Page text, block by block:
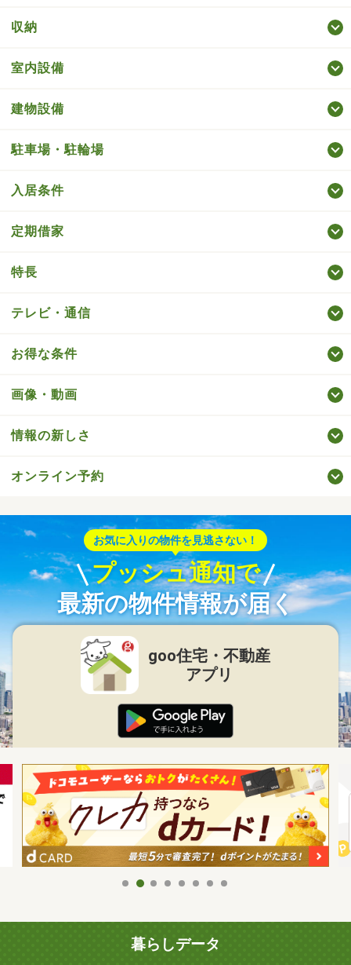
収納
室内設備
建物設備
駐車場・駐輪場
入居条件
定期借家
特長
テレビ・通信
お得な条件
画像・動画
情報の新しさ
オンライン予約
お気に入りの物件を見逃さない！
プッシュ通知で
最新の物件情報が届く
goo住宅・不動産
アプリ
暮らしデータ